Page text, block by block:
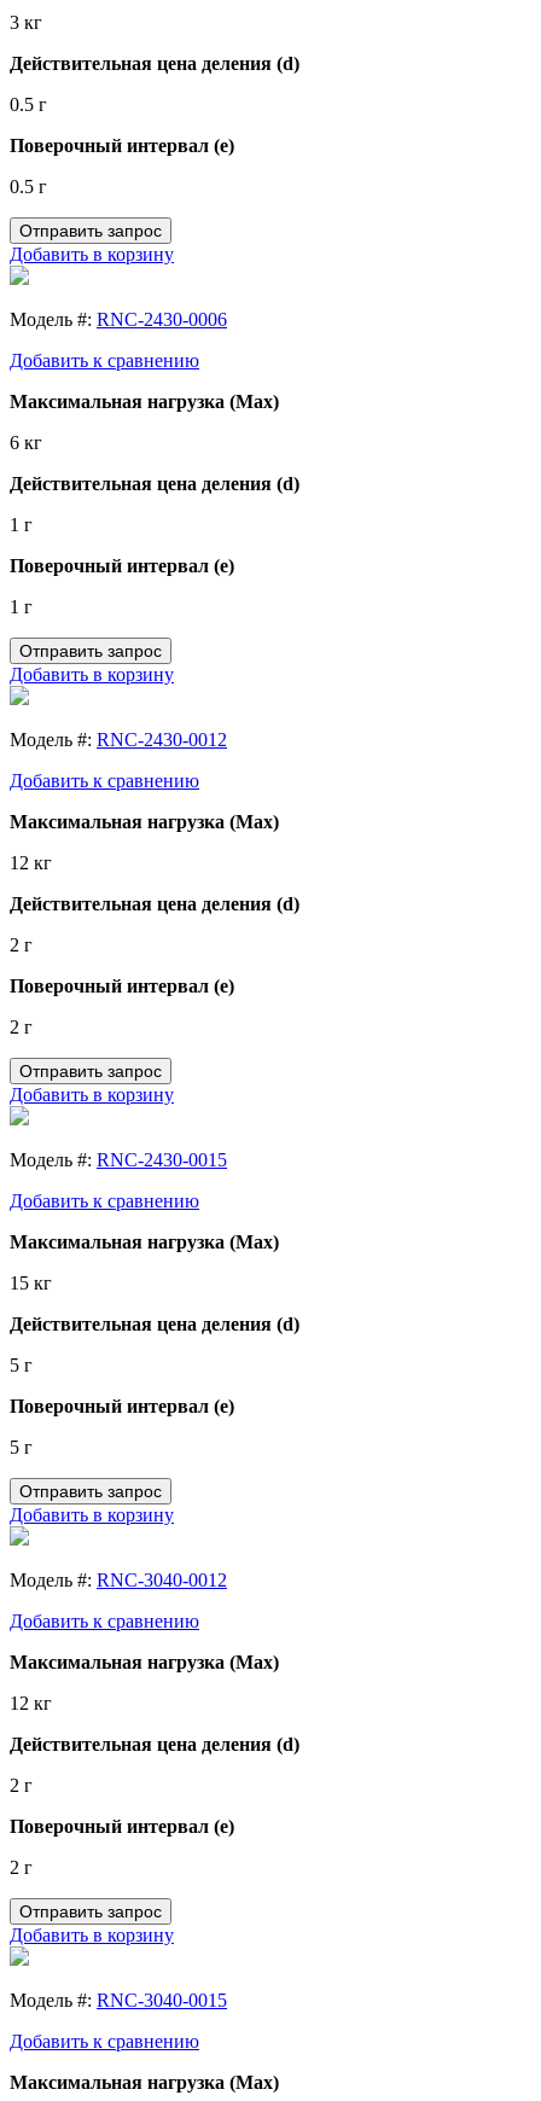
3 кг
Действительная цена деления (d)
0.5 г
Поверочный интервал (e)
0.5 г
Отправить запрос
Добавить в корзину
Модель #: RNC-2430-0006
Добавить к сравнению
Максимальная нагрузка (Max)
6 кг
Действительная цена деления (d)
1 г
Поверочный интервал (e)
1 г
Отправить запрос
Добавить в корзину
Модель #: RNC-2430-0012
Добавить к сравнению
Максимальная нагрузка (Max)
12 кг
Действительная цена деления (d)
2 г
Поверочный интервал (e)
2 г
Отправить запрос
Добавить в корзину
Модель #: RNC-2430-0015
Добавить к сравнению
Максимальная нагрузка (Max)
15 кг
Действительная цена деления (d)
5 г
Поверочный интервал (e)
5 г
Отправить запрос
Добавить в корзину
Модель #: RNC-3040-0012
Добавить к сравнению
Максимальная нагрузка (Max)
12 кг
Действительная цена деления (d)
2 г
Поверочный интервал (e)
2 г
Отправить запрос
Добавить в корзину
Модель #: RNC-3040-0015
Добавить к сравнению
Максимальная нагрузка (Max)